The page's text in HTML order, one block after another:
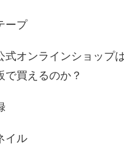
ープ
式オンラインショップ
で買えるのか？
イル